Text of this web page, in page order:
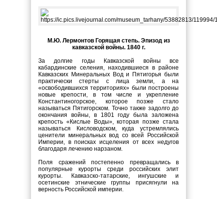
М.Ю. Лермонтов Горящая степь. Эпизод из
кавказской войны. 1840 г.
За долгие годы Кавказской войны все
кабардинские селения, находившиеся в районе
Кавказских Минеральных Вод и Пятигорья были
практически стерты с лица земли, а на
«освободившихся территориях» были построены
новые крепости, в том числе и укрепление
Константиногорское, которое позже стало
называться Пятигорском. Точно также задолго до
окончания войны, в 1801 году была заложена
крепость «Кислые Воды», которая позже стала
называться Кисловодском, куда устремлялись
ценители минеральных вод со всей Российской
Империи, в поисках исцеления от всех недугов
благодаря лечению нарзаном.
Поля сражений постепенно превращались в
популярные курорты среди российских элит
курорты. Кавказско-татарские, ингушские и
осетинские этнические группы присягнули на
верность Российской империи.